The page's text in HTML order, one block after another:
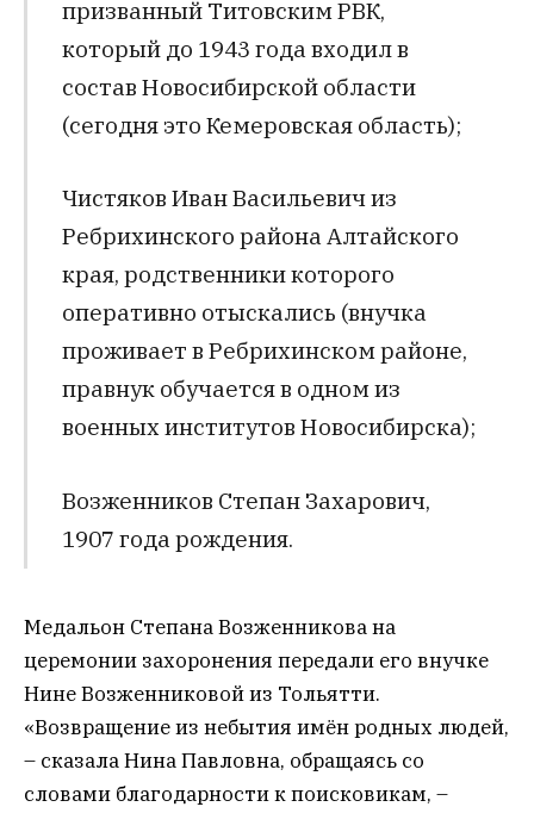
призванный Титовским РВК,
который до 1943 года входил в
состав Новосибирской области
(сегодня это Кемеровская область);
Чистяков Иван Васильевич из
Ребрихинского района Алтайского
края, родственники которого
оперативно отыскались (внучка
проживает в Ребрихинском районе,
правнук обучается в одном из
военных институтов Новосибирска);
Возженников Степан Захарович,
1907 года рождения.
Медальон Степана Возженникова на
церемонии захоронения передали его внучке
Нине Возженниковой из Тольятти.
«Возвращение из небытия имён родных людей,
– сказала Нина Павловна, обращаясь со
словами благодарности к поисковикам, –